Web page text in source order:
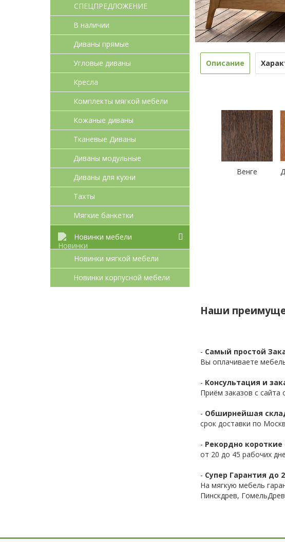
СПЕЦПРЕДЛОЖЕНИЕ
В наличии
Диваны прямые
Угловые диваны
Кресла
Комплекты мягкой мебели
Кожаные диваны
Тканевые Диваны
Диваны модульные
Диваны для кухни
Тахты
Мягкие банкетки
Новинки мебели
Новинки мягкой мебели
Новинки корпусной мебели
Описание
Венге
Наши
- Самый простой
Вы оплачиваете
- Консультация и
Приём заказов с сайта
- Обширнейшая
срок доставки по
- Рекордно короткие
от 20 до 45 рабочих
- Супер Гарантия до
На мягкую мебель
Пинскдрев,